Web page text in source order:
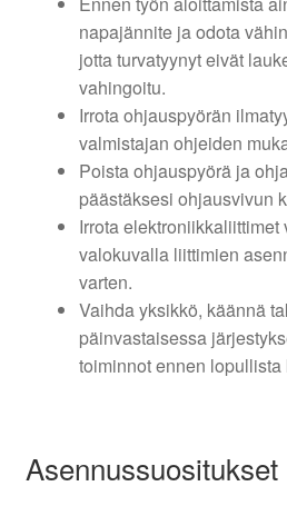
napajännite ja odota
jotta turvatyynyt eivät
vahingoitu.
Irrota ohjauspyörän
valmistajan ohjeiden
Poista ohjauspyörä ja
päästäksesi ohjausvivun
Irrota elektroniikkaliittimet
valokuvalla liittimien
varten.
Vaihda yksikkö, käännä
päinvastaisessa
toiminnot ennen lopullista
Asennussuositukset